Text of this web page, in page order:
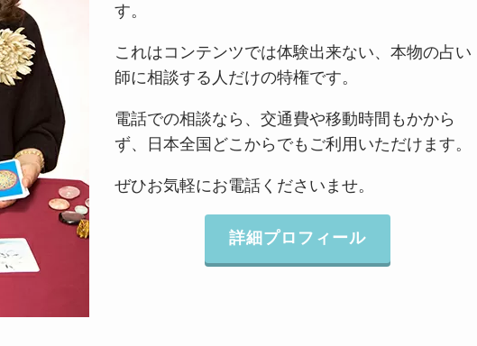
す。
これはコンテンツでは体験出来ない、本物の占い
師に相談する人だけの特権です。
電話での相談なら、交通費や移動時間もかから
ず、日本全国どこからでもご利用いただけます。
ぜひお気軽にお電話くださいませ。
詳細プロフィール